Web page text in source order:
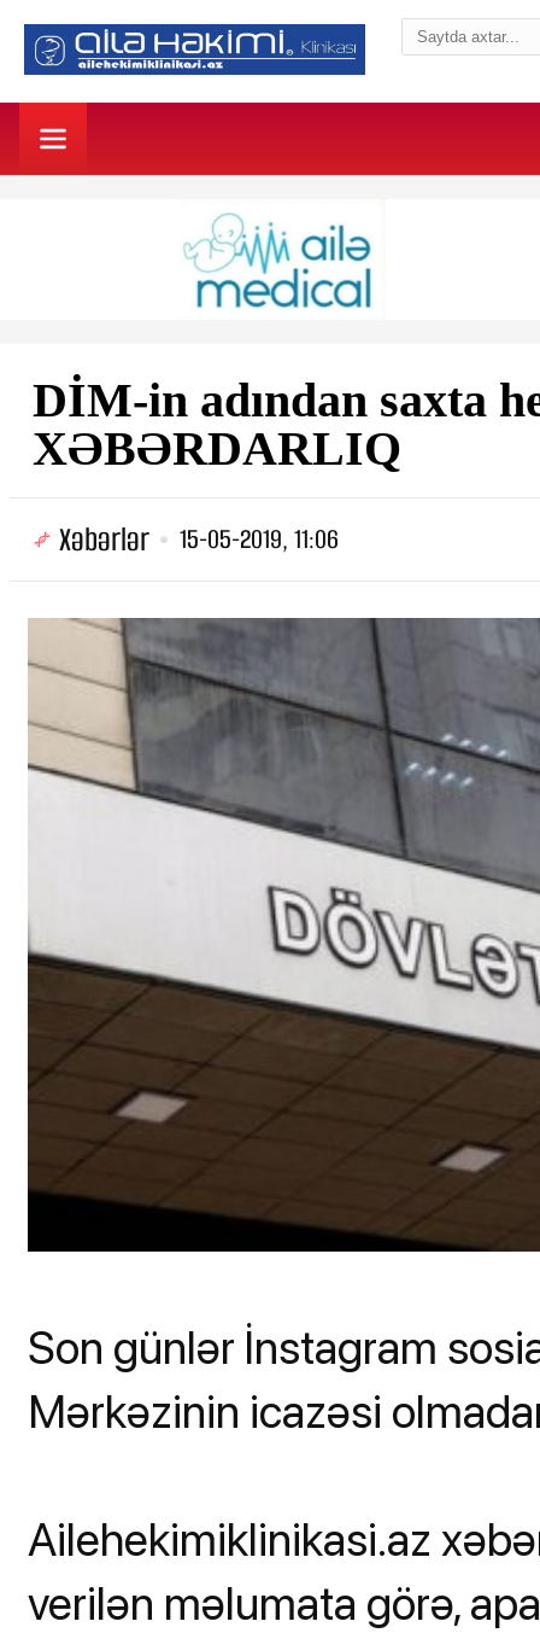
DİM-in adından saxta
XƏBƏRDARLIQ
Xəbərlər 15-05-2019, 11:06
Son günlər İnstagram
Mərkəzinin icazəsi
Ailehekimiklinikasi.az
verilən məlumata görə,